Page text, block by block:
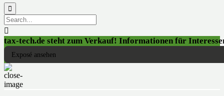


tax-tech.de steht zum Verkauf! Informationen für
Exposé ansehen